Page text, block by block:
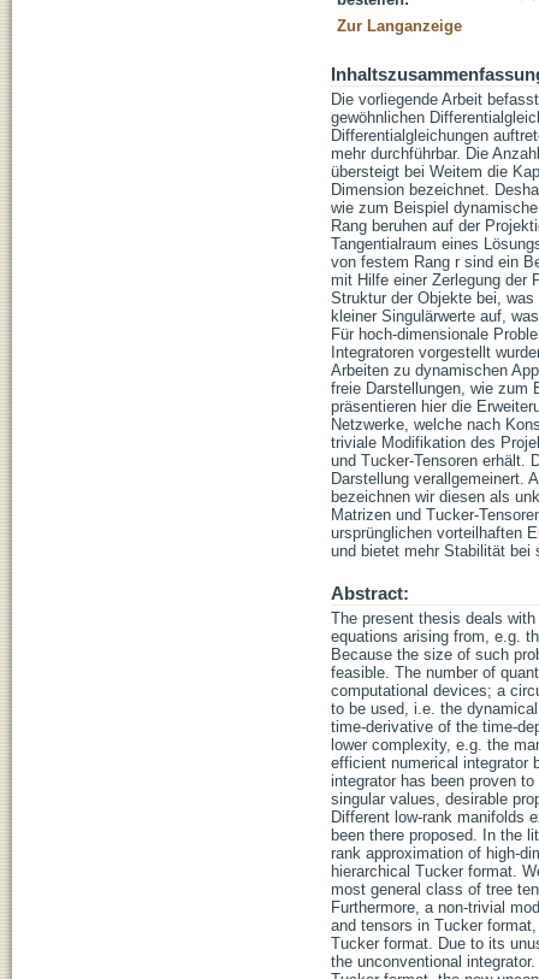
Zur Langanzeige
Die vorliegende Arbeit
gewöhnlichen
Differentialgleichungen
mehr durchführbar. Die
übersteigt bei Weitem die
Dimension bezeichnet.
wie zum Beispiel
Rang beruhen auf der
Tangentialraum eines
von festem Rang r sind ein
mit Hilfe einer Zerlegung der
Struktur der Objekte bei,
kleiner Singulärwerte auf,
Für hoch-dimensionale
Integratoren vorgestellt
Arbeiten zu dynamischen
freie Darstellungen, wie zum
präsentieren hier die
Netzwerke, welche nach
triviale Modifikation des
und Tucker-Tensoren erhält.
Darstellung verallgemeinert.
bezeichnen wir diesen als
Matrizen und Tucker-
ursprünglichen vorteilhaften
und bietet mehr Stabilität bei
Abstract:
The present thesis deals
equations arising from, e.g.
Because the size of such
feasible. The number of
computational devices; a
to be used, i.e. the
time-derivative of the time-
lower complexity, e.g. the
efficient numerical integrator
integrator has been proven
singular values, desirable
Different low-rank manifolds
been there proposed. In the
rank approximation of high-
hierarchical Tucker format.
most general class of tree
Furthermore, a non-trivial
and tensors in Tucker
Tucker format. Due to its
the unconventional